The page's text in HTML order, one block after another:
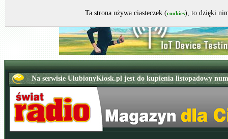
Ta strona używa ciasteczek (cookies), to dzięki